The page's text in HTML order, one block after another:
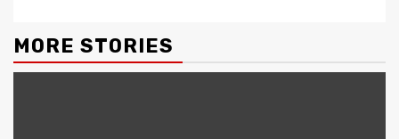
MORE STORIES